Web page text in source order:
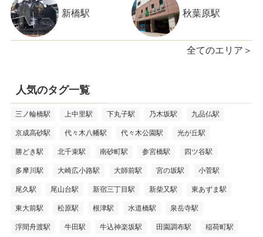
新橋駅 秋葉原駅
全てのエリア＞
人気のタグ一覧
三ノ輪橋駅 上中里駅 下丸子駅 乃木坂駅 九品仏駅
京成高砂駅 代々木八幡駅 代々木公園駅 光が丘駅
勝どき駅 北千束駅 南砂町駅 参宮橋駅 四ツ谷駅
多摩川駅 大崎広小路駅 大師前駅 宮の坂駅 小菅駅
尾久駅 尾山台駅 新宿三丁目駅 新柴又駅 東あずま駅
東大前駅 松原駅 根津駅 水道橋駅 泉岳寺駅
浮間舟渡駅 牛田駅 牛込神楽坂駅 田園調布駅 稲荷町駅